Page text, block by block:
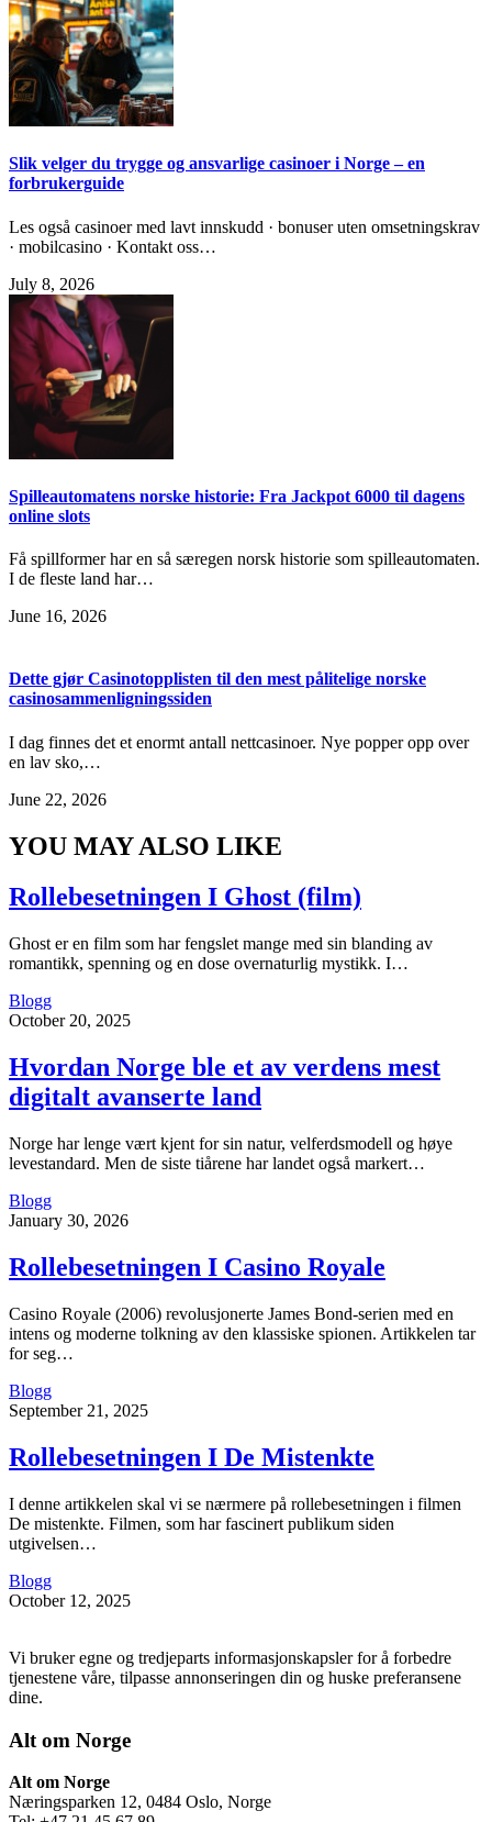
Slik velger du trygge og ansvarlige casinoer i Norge – en
forbrukerguide
Les også casinoer med lavt innskudd · bonuser uten omsetningskrav
· mobilcasino · Kontakt oss…
July 8, 2026
Spilleautomatens norske historie: Fra Jackpot 6000 til dagens
online slots
Få spillformer har en så særegen norsk historie som spilleautomaten.
I de fleste land har…
June 16, 2026
Dette gjør Casinotopplisten til den mest pålitelige norske
casinosammenligningssiden
I dag finnes det et enormt antall nettcasinoer. Nye popper opp over
en lav sko,…
June 22, 2026
YOU MAY ALSO LIKE
Rollebesetningen I Ghost (film)
Ghost er en film som har fengslet mange med sin blanding av
romantikk, spenning og en dose overnaturlig mystikk. I…
Blogg
October 20, 2025
Hvordan Norge ble et av verdens mest
digitalt avanserte land
Norge har lenge vært kjent for sin natur, velferdsmodell og høye
levestandard. Men de siste tiårene har landet også markert…
Blogg
January 30, 2026
Rollebesetningen I Casino Royale
Casino Royale (2006) revolusjonerte James Bond-serien med en
intens og moderne tolkning av den klassiske spionen. Artikkelen tar
for seg…
Blogg
September 21, 2025
Rollebesetningen I De Mistenkte
I denne artikkelen skal vi se nærmere på rollebesetningen i filmen
De mistenkte. Filmen, som har fascinert publikum siden
utgivelsen…
Blogg
October 12, 2025
Vi bruker egne og tredjeparts informasjonskapsler for å forbedre
tjenestene våre, tilpasse annonseringen din og huske preferansene
dine.
Alt om Norge
Alt om Norge
Næringsparken 12, 0484 Oslo, Norge